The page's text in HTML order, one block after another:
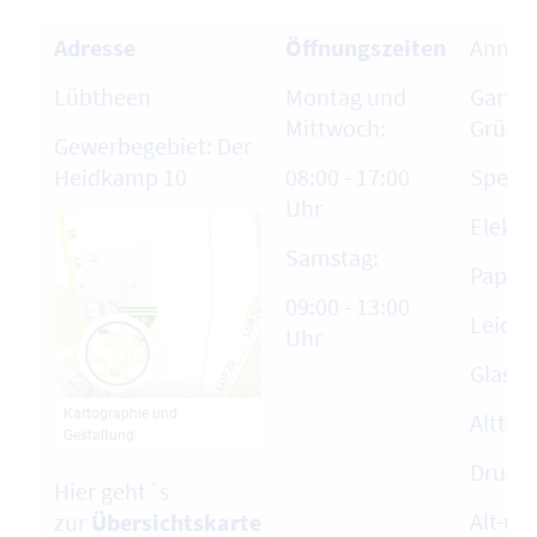
Adresse
Lübtheen
Gewerbegebiet: Der
Heidkamp 10
Hier geht´s
zur Übersichtskarte
Öffnungszeiten
Montag und
Mittwoch:
08:00 - 17:00
Uhr
Samstag:
09:00 - 13:00
Uhr
Glas
Alt-